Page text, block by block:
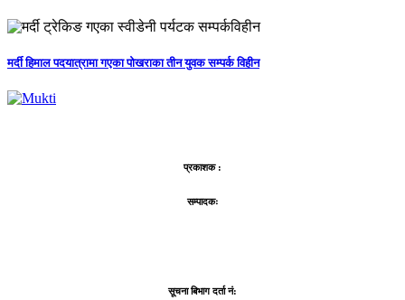
मर्दी हिमाल पदयात्रामा गएका पोखराका तीन युवक सम्पर्क विहीन
प्रकाशक :
सम्पादकः
सूचना बिभाग दर्ता नं: